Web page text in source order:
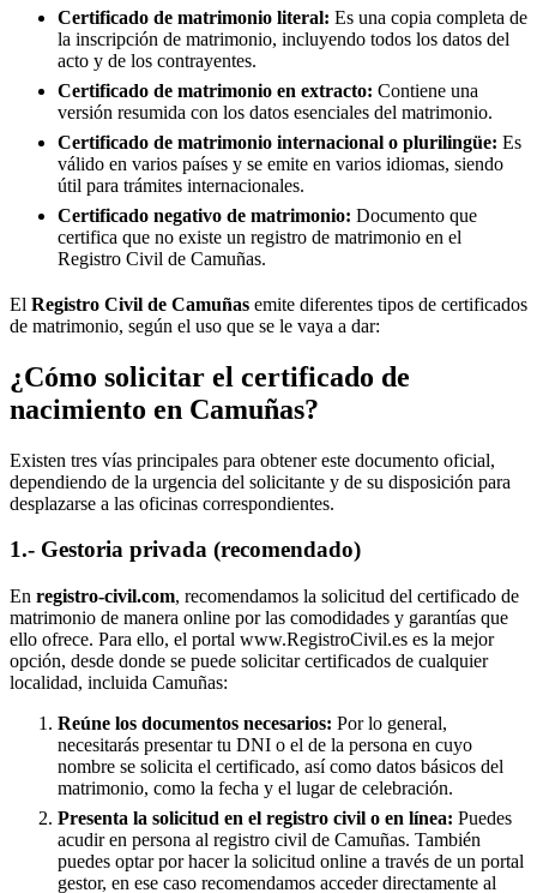
Certificado de matrimonio literal: Es una copia completa de
la inscripción de matrimonio, incluyendo todos los datos del
acto y de los contrayentes.
Certificado de matrimonio en extracto: Contiene una
versión resumida con los datos esenciales del matrimonio.
Certificado de matrimonio internacional o plurilingüe: Es
válido en varios países y se emite en varios idiomas, siendo
útil para trámites internacionales.
Certificado negativo de matrimonio: Documento que
certifica que no existe un registro de matrimonio en el
Registro Civil de Camuñas.
El Registro Civil de Camuñas emite diferentes tipos de certificados
de matrimonio, según el uso que se le vaya a dar:
¿Cómo solicitar el certificado de
nacimiento en Camuñas?
Existen tres vías principales para obtener este documento oficial,
dependiendo de la urgencia del solicitante y de su disposición para
desplazarse a las oficinas correspondientes.
1.- Gestoria privada (recomendado)
En registro-civil.com, recomendamos la solicitud del certificado de
matrimonio de manera online por las comodidades y garantías que
ello ofrece. Para ello, el portal www.RegistroCivil.es es la mejor
opción, desde donde se puede solicitar certificados de cualquier
localidad, incluida Camuñas:
Reúne los documentos necesarios: Por lo general,
necesitarás presentar tu DNI o el de la persona en cuyo
nombre se solicita el certificado, así como datos básicos del
matrimonio, como la fecha y el lugar de celebración.
Presenta la solicitud en el registro civil o en línea: Puedes
acudir en persona al registro civil de Camuñas. También
puedes optar por hacer la solicitud online a través de un portal
gestor, en ese caso recomendamos acceder directamente al